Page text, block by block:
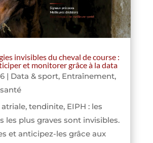
invisibles du cheval de course :
et monitorer grâce à la data
| Data & sport, Entraînement,
tendinite, EIPH : les
les plus graves sont invisibles.
et anticipez-les grâce aux